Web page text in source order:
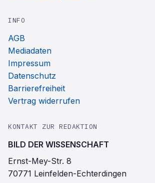
INFO
AGB
Mediadaten
Impressum
Datenschutz
Barrierefreiheit
Vertrag widerrufen
KONTAKT ZUR REDAKTION
BILD DER WISSENSCHAFT
Ernst-Mey-Str. 8
70771 Leinfelden-Echterdingen